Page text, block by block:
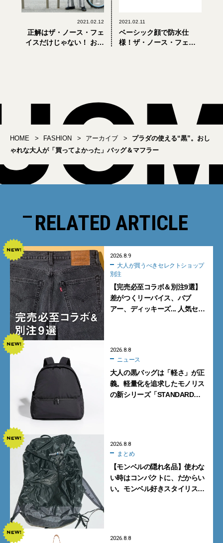
2021.02.12
正解はザ・ノース・フェ
イスだけじゃない！ おし
2021.02.11
ベーシック顔で防水仕
様！ザ・ノース・フェイ
HOME FASHION アーカイブ
プラダの使える“黒”。おし
ゃれな大人が「買ってよかった」バッグ＆マフラー
RELATED ARTICLE
2026.8.9
別注
【完売必至コラボ＆別注9選】
差がつくリーバイス、バブ
アー、ディッキーズ... 人気セレ
2026.8.8
ニュース
大人の黒バッグは「軽さ」が正
義。軽量化を追求したモノリス
の新シリーズ「STANDARD
2026.8.8
まとめ
【モンベルの隠れ名品】使わな
い時はコンパクトに、だからい
い。モンベル好きスタイリスト
2026.8.8